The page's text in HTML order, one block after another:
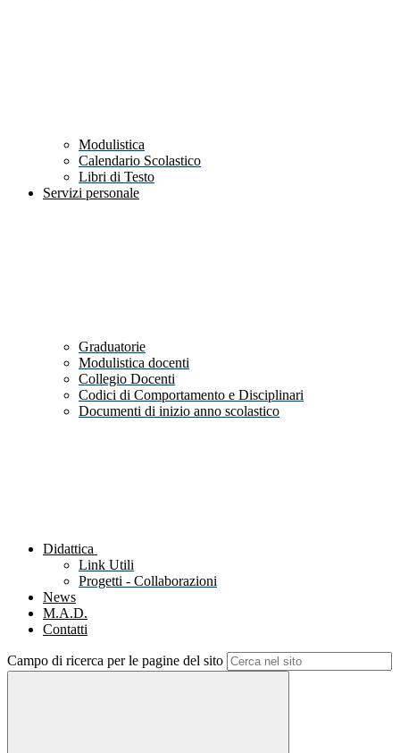
Modulistica
Calendario Scolastico
Libri di Testo
Servizi personale
Graduatorie
Modulistica docenti
Collegio Docenti
Codici di Comportamento e Disciplinari
Documenti di inizio anno scolastico
Didattica
Link Utili
Progetti - Collaborazioni
News
M.A.D.
Contatti
Campo di ricerca per le pagine del sito